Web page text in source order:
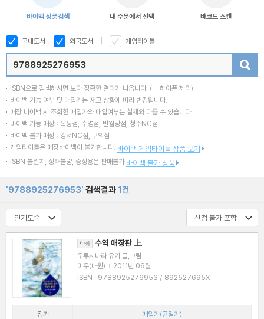
바이백 상품검색 내 주문에서 선택 바코드 스캔
국내도서 외국도서 게임타이틀
ISBN으로 검색하시면 보다 정확한 결과가 나옵니다. ( - 하이픈 제외)
바이백 가능 여부 및 매입가는 재고 상황에 따라 변경됩니다.
매장 바이백 시 조회한 매입가와 매입여부는 실제와 다를 수 있습니다.
바이백 가능 매장 : 목동점, 수영점, 반월당점, 청주NC점
바이백 불가 매장 : 강서NC점, 구의점
게임타이틀은 매장바이백이 불가합니다. 바이백 게임타이틀 상품 보기
ISBN 불일치, 상태불량, 증정용은 판매불가 바이백 불가 상품
'9788925276953' 검색결과1건
만화 수역 애장판 上
우루시바라 유키 글,그림
미우(대원) | 2011년 06월
ISBN : 9788925276953 / 892527695X
정가
매입가(균일가)